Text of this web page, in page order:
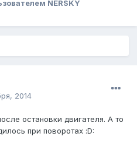
NERSKY
2014
остановки двигателя. А то
при поворотах :D: